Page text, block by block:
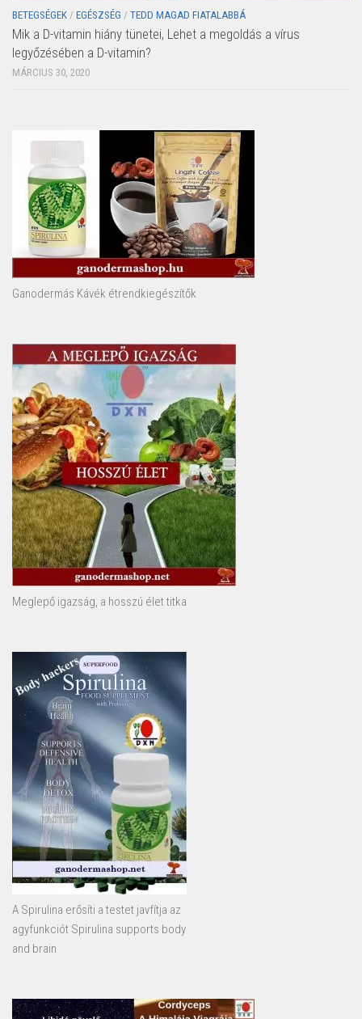
BETEGSÉGEK / EGÉSZSÉG / TEDD MAGAD FIATALABBÁ
Mik a D-vitamin hiány tünetei, Lehet a megoldás a vírus
legyőzésében a D-vitamin?
MÁRCIUS 30, 2020
Ganodermás Kávék étrendkiegészítők
Meglepő igazság, a hosszú élet titka
A Spirulina erősíti a testet javfítja az
agyfunkciót Spirulina supports body
and brain